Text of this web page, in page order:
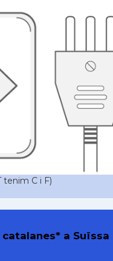
tenim C i F)
a Suïssa